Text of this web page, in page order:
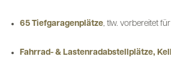
65 Tiefgaragenplätze, tlw. vorbereitet
Fahrrad- & Lastenradabstellplätze,